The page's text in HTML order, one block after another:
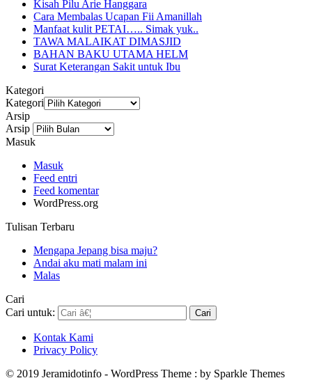
Kisah Pilu Arie Hanggara
Cara Membalas Ucapan Fii Amanillah
Manfaat kulit PETAI….. Simak yuk..
TAWA MALAIKAT DIMASJID
BAHAN BAKU UTAMA HELM
Surat Keterangan Sakit untuk Ibu
Kategori
Kategori
Arsip
Arsip
Masuk
Masuk
Feed entri
Feed komentar
WordPress.org
Tulisan Terbaru
Mengapa Jepang bisa maju?
Andai aku mati malam ini
Malas
Cari
Cari untuk:
Kontak Kami
Privacy Policy
© 2019 Jeramidotinfo - WordPress Theme : by Sparkle Themes